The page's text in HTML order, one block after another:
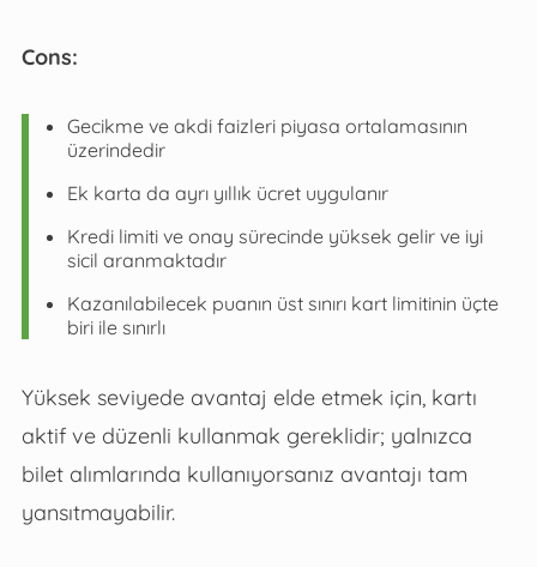
Cons:
Gecikme ve akdi faizleri piyasa ortalamasının
üzerindedir
Ek karta da ayrı yıllık ücret uygulanır
Kredi limiti ve onay sürecinde yüksek gelir ve iyi
sicil aranmaktadır
Kazanılabilecek puanın üst sınırı kart limitinin üçte
biri ile sınırlı
Yüksek seviyede avantaj elde etmek için, kartı
aktif ve düzenli kullanmak gereklidir; yalnızca
bilet alımlarında kullanıyorsanız avantajı tam
yansıtmayabilir.